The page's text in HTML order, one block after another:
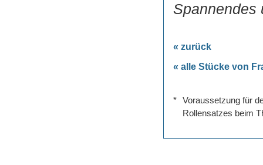
Spannendes
« zurück
« alle Stücke von
*
Voraussetzung für
Rollensatzes beim